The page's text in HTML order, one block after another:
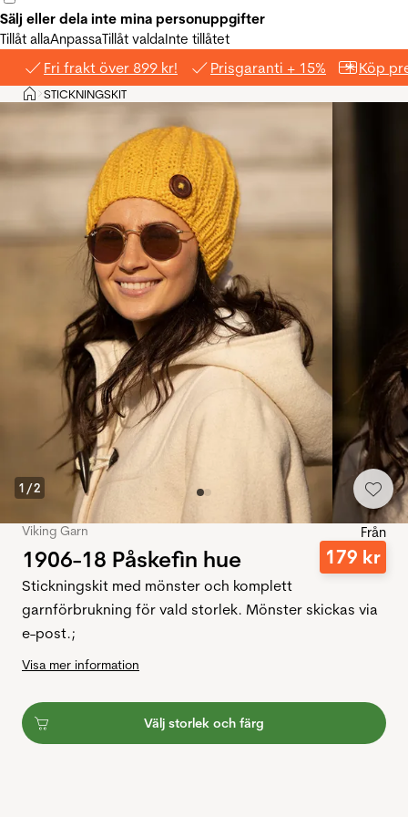
Sälj eller dela inte mina personuppgifter
Tillåt allaAnpassaTillåt valdaInte tillåtet
Fri frakt över 899 kr! Prisgaranti + 15% Köp
Hem
>STICKNINGSKIT
1 /2
Viking Garn
1906-18 Påskefin hue
Från
179 kr
Stickningskit med mönster och komplett
garnförbrukning för vald storlek. Mönster skickas via
e-post.;
Visa mer information
Välj storlek och färg